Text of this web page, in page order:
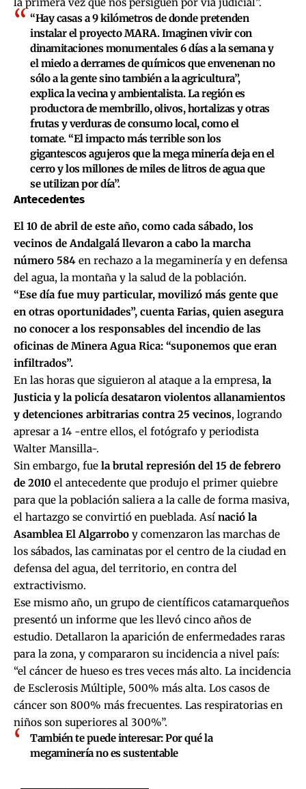
“Hay casas a 9 kilómetros de donde pretenden
instalar el proyecto MARA. Imaginen vivir con
dinamitaciones monumentales 6 días a la semana y
el miedo a derrames de químicos que envenenan no
sólo a la gente sino también a la agricultura”,
explica la vecina y ambientalista. La región es
productora de membrillo, olivos, hortalizas y otras
frutas y verduras de consumo local, como el
tomate. “El impacto más terrible son los
gigantescos agujeros que la mega minería deja en el
cerro y los millones de miles de litros de agua que
se utilizan por día”.
Antecedentes
El 10 de abril de este año, como cada sábado, los
vecinos de Andalgalá llevaron a cabo la marcha
número 584 en rechazo a la megaminería y en defensa
del agua, la montaña y la salud de la población.
“Ese día fue muy particular, movilizó más gente que
en otras oportunidades”, cuenta Farias, quien asegura
no conocer a los responsables del incendio de las
oficinas de Minera Agua Rica: “suponemos que eran
infiltrados”.
En las horas que siguieron al ataque a la empresa, la
Justicia y la policía desataron violentos allanamientos
y detenciones arbitrarias contra 25 vecinos, logrando
apresar a 14 -entre ellos, el fotógrafo y periodista
Walter Mansilla-.
Sin embargo, fue la brutal represión del 15 de febrero
de 2010 el antecedente que produjo el primer quiebre
para que la población saliera a la calle de forma masiva,
el hartazgo se convirtió en pueblada. Así nació la
Asamblea El Algarrobo y comenzaron las marchas de
los sábados, las caminatas por el centro de la ciudad en
defensa del agua, del territorio, en contra del
extractivismo.
Ese mismo año, un grupo de científicos catamarqueños
presentó un informe que les llevó cinco años de
estudio. Detallaron la aparición de enfermedades raras
para la zona, y compararon su incidencia a nivel país:
“el cáncer de hueso es tres veces más alto. La incidencia
de Esclerosis Múltiple, 500% más alta. Los casos de
cáncer son 800% más frecuentes. Las respiratorias en
niños son superiores al 300%”.
También te puede interesar:Por qué la
megaminería no es sustentable